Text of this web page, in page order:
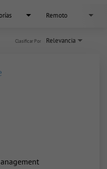
Remoto
Relevancia
Clasificar Por